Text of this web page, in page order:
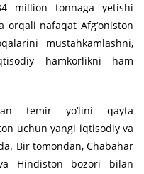
million tonnaga yetishi
orqali nafaqat Afg‘oniston
mustahkamlashni,
hamkorlikni ham
temir yo‘lini qayta
uchun yangi iqtisodiy va
Bir tomondan, Chabahar
Hindiston bozori bilan